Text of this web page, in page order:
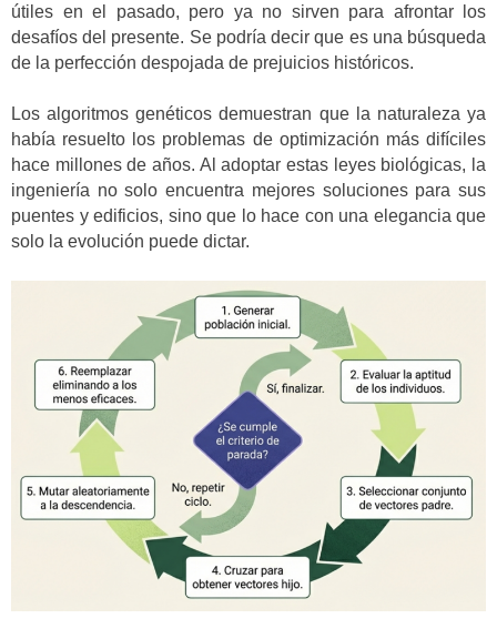
útiles en el pasado, pero ya no sirven para afrontar los
desafíos del presente. Se podría decir que es una búsqueda
de la perfección despojada de prejuicios históricos.
Los algoritmos genéticos demuestran que la naturaleza ya
había resuelto los problemas de optimización más difíciles
hace millones de años. Al adoptar estas leyes biológicas, la
ingeniería no solo encuentra mejores soluciones para sus
puentes y edificios, sino que lo hace con una elegancia que
solo la evolución puede dictar.